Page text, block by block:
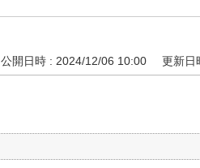
公開日時 : 2024/12/06 10:00 更新日